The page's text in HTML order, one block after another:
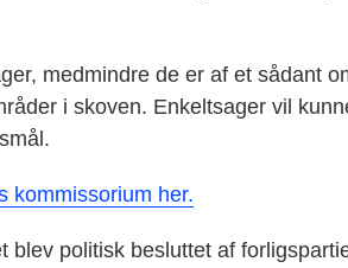
medmindre de er af et sådant
i skoven. Enkeltsager vil
kommissorium her.
blev politisk besluttet af